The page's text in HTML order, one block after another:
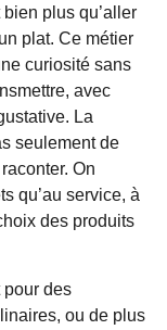
bien plus qu’aller
plat. Ce métier
curiosité sans
avec
La
seulement de
On
qu’au service, à
des produits
pour des
ou de plus